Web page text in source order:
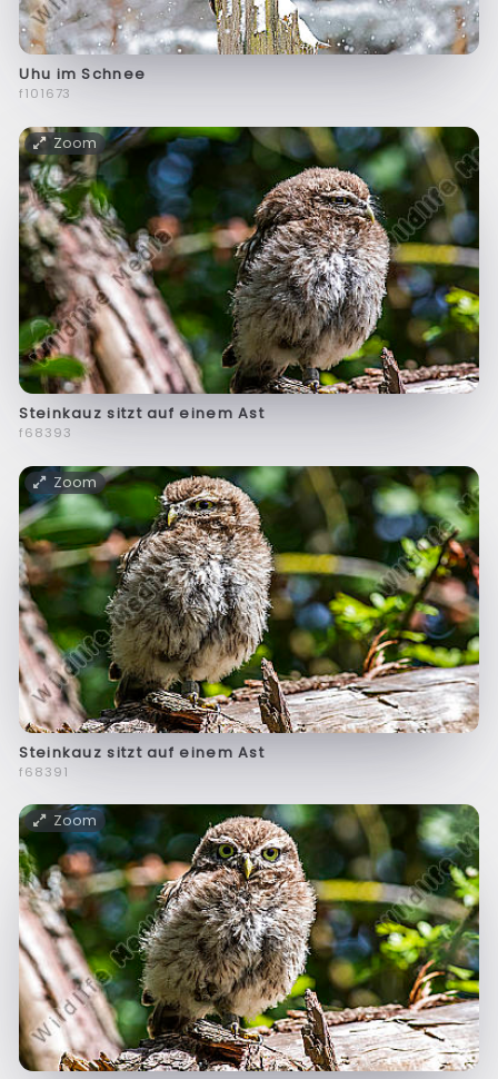
Uhu im Schnee
f101673
Zoom
Steinkauz sitzt auf einem Ast
f68393
Zoom
Steinkauz sitzt auf einem Ast
f68391
Zoom